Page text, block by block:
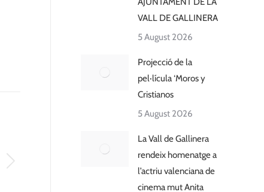
VALL DE GALLINERA
5 August 2026
Projecció de la
pel·lícula ‘Moros y
Cristianos
5 August 2026
La Vall de Gallinera
rendeix homenatge a
l’actriu valenciana de
cinema mut Anita